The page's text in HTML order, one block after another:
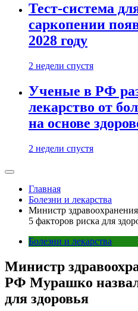
Тест-система
саркопении
2028 году
2 недели спустя
Ученые в РФ
лекарство от
на основе
2 недели спустя
Главная
Болезни и лекарства
Министр
5 факторов риска для
Болезни и лекарства
Министр
РФ Мурашко
для здоровья